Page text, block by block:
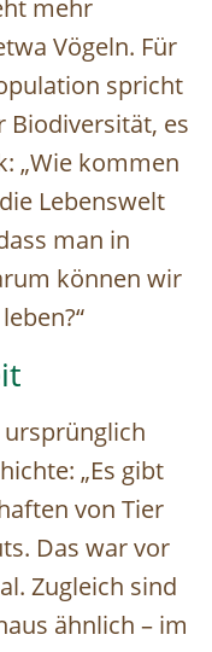
mehr
Vögeln. Für
spricht
Biodiversität, es
„Wie kommen
Lebenswelt
man in
können wir
„Es gibt
von Tier
Das war vor
Zugleich sind
ähnlich – im